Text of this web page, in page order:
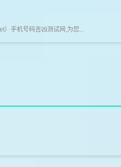
）手机号码吉凶测试网,为您...